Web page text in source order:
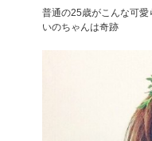
普通の25歳がこんな可愛
いのちゃんは奇跡